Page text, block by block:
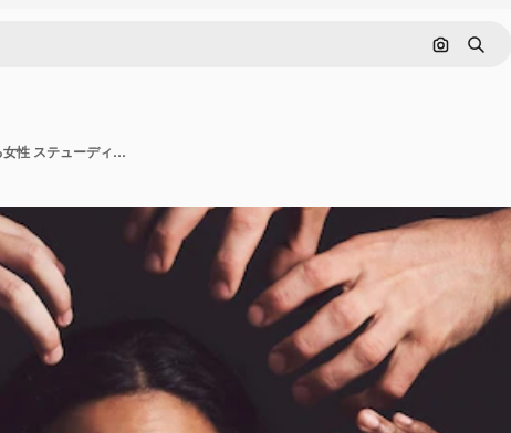
画像で検索
検索
恐怖症 ストレス ストレスを感じる女性 ストレスの恐怖を感じる女性 ステューディオの暗い背景で 恐怖 恐怖の恐怖 恐怖 恐ろしい恐怖の恐怖